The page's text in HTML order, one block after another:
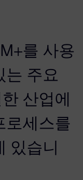
를 사용
는 주요
산업에
로세스를
있습니